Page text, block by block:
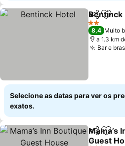
Partilhar
Bentinck
2 Estrelas
8,4 Muito
a 1.3 km
Bar e
Selecione as datas para ver os
exatos.
Partilhar
Mama’s
Guest